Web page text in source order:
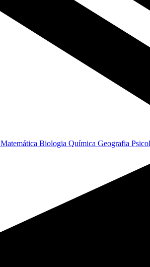
Matemática Biologia Química Geografia